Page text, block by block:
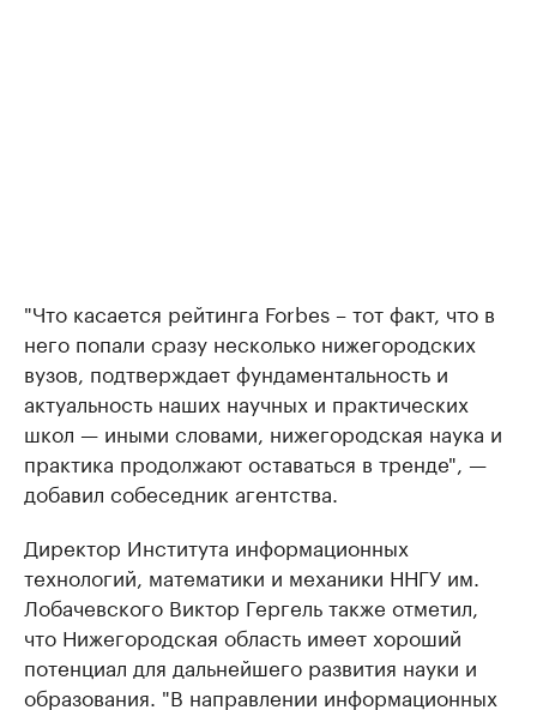
"Что касается рейтинга Forbes – тот факт, что в
него попали сразу несколько нижегородских
вузов, подтверждает фундаментальность и
актуальность наших научных и практических
школ — иными словами, нижегородская наука и
практика продолжают оставаться в тренде", —
добавил собеседник агентства.
Директор Института информационных
технологий, математики и механики ННГУ им.
Лобачевского Виктор Гергель также отметил,
что Нижегородская область имеет хороший
потенциал для дальнейшего развития науки и
образования. "В направлении информационных